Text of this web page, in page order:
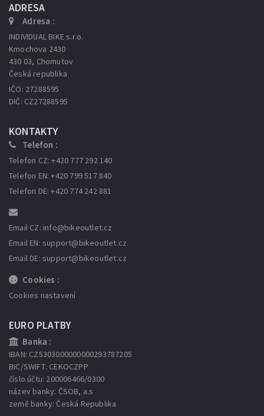
ADRESA
Adresa :
INDIVIDUAL BIKE s.r.o.
Kmochova 2430
430 03, Chomutov
Česká republika
IČO: 27288595
DIČ: CZ27288595
KONTAKTY
Telefon :
Telefon CZ: +420 777 292 140
Telefon EN: +420 799 517 840
Telefon DE: +420 774 242 881
Email CZ: info@bikeoutlet.cz
Email EN: support@bikeoutlet.cz
Email DE: support@bikeoutlet.cz
Cookies :
Cookies nastavení
EURO PLATBY
Banka :
IBAN: CZ5303000000000293787205
BIC/SWIFT: CEKOCZPP
číslo účtu: 200006466/0300
název banky: ČSOB, a.s
země banky: Česká Republika